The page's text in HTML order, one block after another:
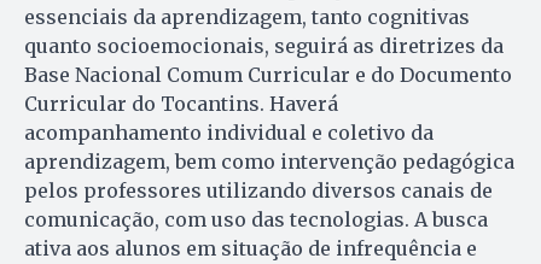
essenciais da aprendizagem, tanto cognitivas
quanto socioemocionais, seguirá as diretrizes da
Base Nacional Comum Curricular e do Documento
Curricular do Tocantins. Haverá
acompanhamento individual e coletivo da
aprendizagem, bem como intervenção pedagógica
pelos professores utilizando diversos canais de
comunicação, com uso das tecnologias. A busca
ativa aos alunos em situação de infrequência e